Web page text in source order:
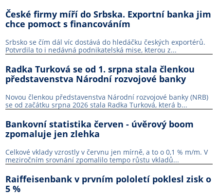
České firmy míří do Srbska. Exportní banka jim
chce pomoct s financováním
Srbsko se čím dál víc dostává do hledáčku českých exportérů.
Potvrdila to i nedávná podnikatelská mise, kterou z...
Radka Turková se od 1. srpna stala členkou
představenstva Národní rozvojové banky
Novou členkou představenstva Národní rozvojové banky (NRB)
se od začátku srpna 2026 stala Radka Turková, která b...
Bankovní statistika červen - úvěrový boom
zpomaluje jen zlehka
Celkové vklady vzrostly v červnu jen mírně, a to o 0,1 % m/m. V
meziročním srovnání zpomalilo tempo růstu vkladů...
Raiffeisenbank v prvním pololetí poklesl zisk o
5 %